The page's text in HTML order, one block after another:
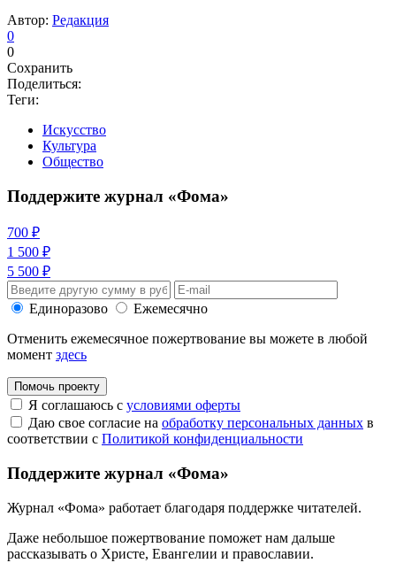
Автор: Редакция
0
0
Сохранить
Поделиться:
Теги:
Искусство
Культура
Общество
Поддержите журнал «Фома»
700 ₽
1 500 ₽
5 500 ₽
Единоразово
Ежемесячно
Отменить ежемесячное пожертвование вы можете в любой
момент здесь
Помочь проекту
Я соглашаюсь с условиями оферты
Даю свое согласие на обработку персональных данных в
соответствии с Политикой конфиденциальности
Поддержите журнал «Фома»
Журнал «Фома» работает благодаря поддержке читателей.
Даже небольшое пожертвование поможет нам дальше
рассказывать о Христе, Евангелии и православии.